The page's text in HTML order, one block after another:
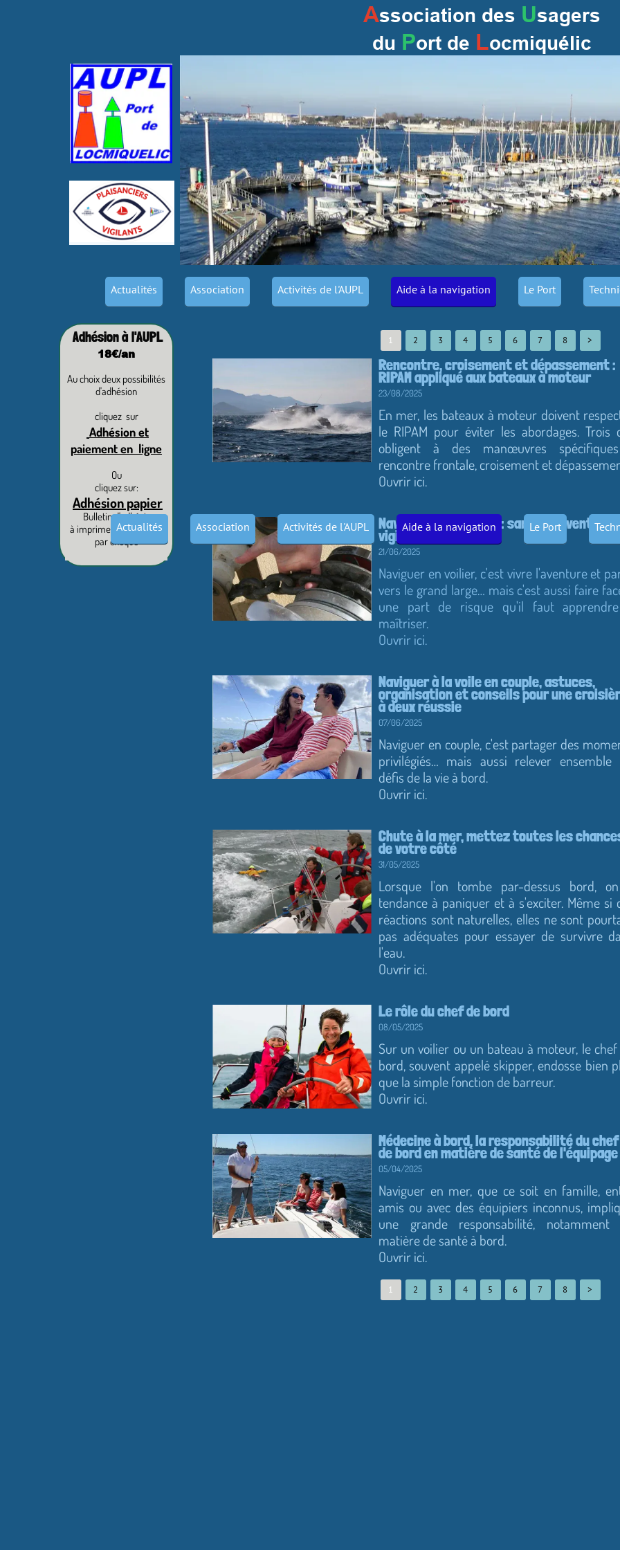
Adhésion à l'AUPL
18€/an
Au choix deux possibilités
d'adhésion
cliquez sur
Adhésion et
paiement en ligne
Ou
cliquez sur:
Adhésion papier
Bulletin d'adhésion
à imprimer et paiement
par chèque
Association des Usagers
du Port de Locmiquélic
Actualités Association Activités de l'AUPL Aide à la navigation Le Port
Actualités Association Activités de l'AUPL Aide à la navigation Le Port
1 2 3 4 5 6 7 8 >
Rencontre, croisement et dépassement :
RIPAM appliqué aux bateaux à moteur
23/08/2025
En mer, les bateaux à moteur doivent
le RIPAM pour éviter les abordages. Trois
obligent à des manœuvres
rencontre frontale, croisement et
Ouvrir ici.
Naviguer en sécurité : santé, prévention
vigilance en voilier
21/06/2025
Naviguer en voilier, c'est vivre l'aventure et
vers le grand large… mais c'est aussi faire
une part de risque qu'il faut
maîtriser.
Ouvrir ici.
Naviguer à la voile en couple, astuces,
organisation et conseils pour une
à deux réussie
07/06/2025
Naviguer en couple, c'est partager des
privilégiés… mais aussi relever ensemble
défis de la vie à bord.
Ouvrir ici.
Chute à la mer, mettez toutes les
de votre côté
31/05/2025
Lorsque l'on tombe par-dessus bord,
tendance à paniquer et à s'exciter. Même si
réactions sont naturelles, elles ne sont
pas adéquates pour essayer de survivre
l'eau.
Ouvrir ici.
Le rôle du chef de bord
08/05/2025
Sur un voilier ou un bateau à moteur, le
bord, souvent appelé skipper, endosse bien
que la simple fonction de barreur.
Ouvrir ici.
Médecine à bord, la responsabilité du chef
de bord en matière de santé de l'équipage
05/04/2025
Naviguer en mer, que ce soit en famille,
amis ou avec des équipiers inconnus,
une grande responsabilité, notamment
matière de santé à bord.
Ouvrir ici.
1 2 3 4 5 6 7 8 >